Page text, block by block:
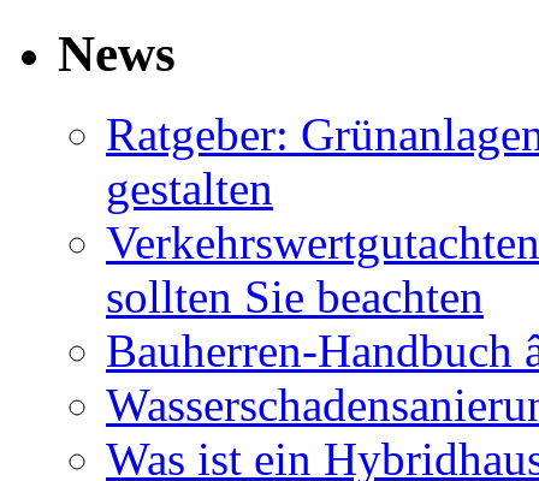
News
Ratgeber:
gestalten
sollten Sie beachten
Bauherren-Handbuch
Was ist ein